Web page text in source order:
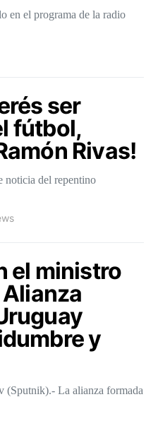
en el programa de la radio
ser
fútbol,
Rivas!
noticia del repentino
el ministro
y
(Sputnik).- La alianza formada